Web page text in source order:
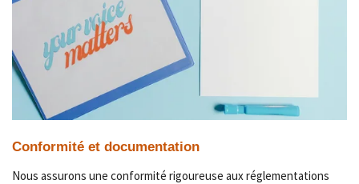
Conformité et documentation
Nous assurons une conformité rigoureuse aux réglementations